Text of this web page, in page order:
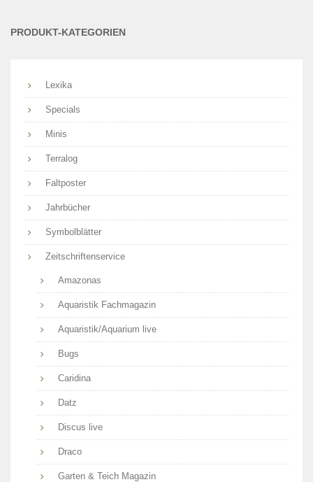
PRODUKT-KATEGORIEN
Lexika
Specials
Minis
Terralog
Faltposter
Jahrbücher
Symbolblätter
Zeitschriftenservice
Amazonas
Aquaristik Fachmagazin
Aquaristik/Aquarium live
Bugs
Caridina
Datz
Discus live
Draco
Garten & Teich Magazin